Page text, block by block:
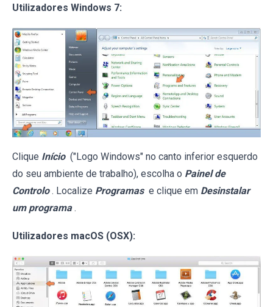
Utilizadores Windows 7:
Clique Início ("Logo Windows" no canto inferior esquerdo
do seu ambiente de trabalho), escolha o Painel de
Controlo . Localize Programas e clique em Desinstalar
um programa .
Utilizadores macOS (OSX):